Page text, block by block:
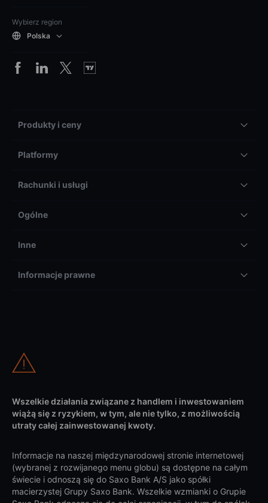
Wybierz region
Polska
Produkty i ceny
Platformy
Rachunki i usługi
Ogólne
Inne
Informacje prawne
Wszelkie działania związane z handlem i inwestowaniem
wiążą się z ryzykiem, w tym, ale nie tylko, z możliwością
utraty całej zainwestowanej kwoty.
Informacje na naszej międzynarodowej stronie internetowej
(wybranej z rozwijanego menu globu) są dostępne na całym
świecie i odnoszą się do Saxo Bank A/S jako spółki
macierzystej Grupy Saxo Bank. Wszelkie wzmianki o Grupie